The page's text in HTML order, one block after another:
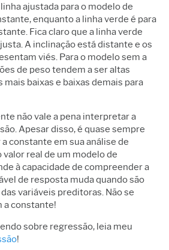
ajustada para o modelo de
enquanto a linha verde é para
Fica claro que a linha verde
A inclinação está distante e os
viés. Para o modelo sem a
de peso tendem a ser altas
mais baixas e baixas demais para
não vale a pena interpretar a
Apesar disso, é quase sempre
constante em sua análise de
valor real de um modelo de
à capacidade de compreender a
de resposta muda quando são
variáveis preditoras. Não se
a constante!
sobre regressão, leia meu
!